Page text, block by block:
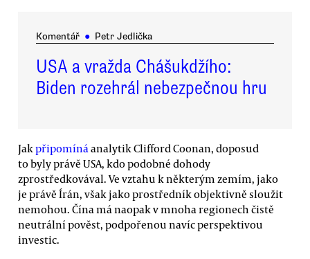
Komentář ● Petr Jedlička
USA a vražda Chášukdžího:
Biden rozehrál nebezpečnou hru
Jakpřipomínáanalytik Clifford Coonan, doposud
to byly právě USA, kdo podobné dohody
zprostředkovával. Ve vztahu k některým zemím, jako
je právě Írán, však jako prostředník objektivně sloužit
nemohou. Čína má naopak v mnoha regionech čistě
neutrální pověst, podpořenou navíc perspektivou
investic.